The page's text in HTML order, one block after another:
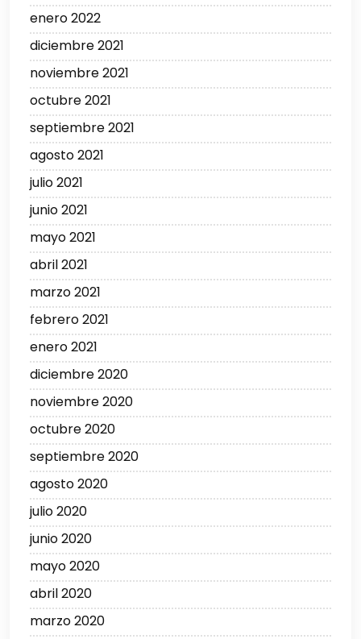
enero 2022
diciembre 2021
noviembre 2021
octubre 2021
septiembre 2021
agosto 2021
julio 2021
junio 2021
mayo 2021
abril 2021
marzo 2021
febrero 2021
enero 2021
diciembre 2020
noviembre 2020
octubre 2020
septiembre 2020
agosto 2020
julio 2020
junio 2020
mayo 2020
abril 2020
marzo 2020